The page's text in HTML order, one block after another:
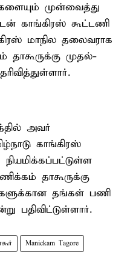
முன்வைத்து
காங்கிரஸ் கூட்டணி
மாநில தலைவராக
தாகூருக்கு முதல்-
அவர்
காங்கிரஸ்
நியமிக்கப்பட்டுள்ள
தாகூருக்கு
தங்கள் பணி
பதிவிட்டுள்ளார்.
Manickam Tagore